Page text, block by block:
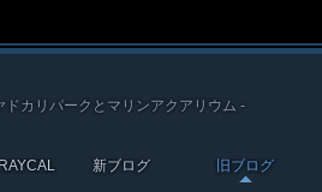
ドカリパークとマリンアクアリウム -
新ブログ 旧ブログ